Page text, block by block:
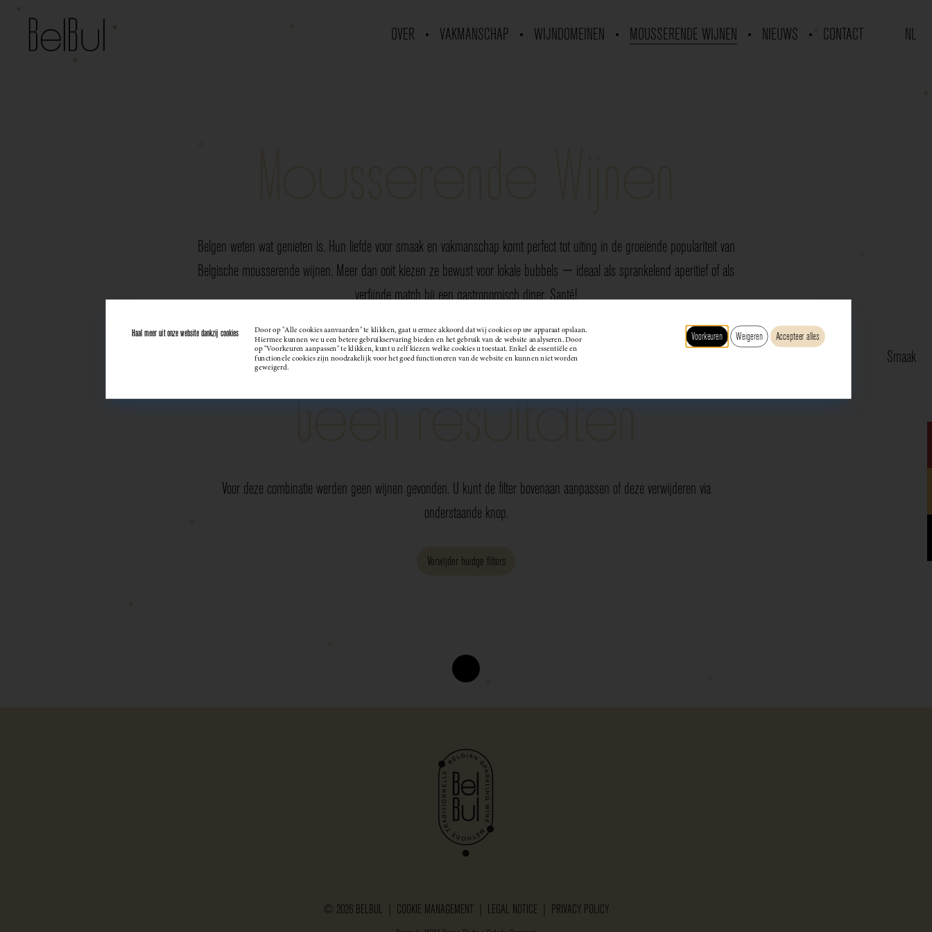
OVER VAKMANSCHAP WIJNDOMEINEN MOUSSERENDE WIJNEN NIEUWS CONTACT NL
Belgen weten wat genieten is. Hun liefde voor smaak en vakmanschap komt perfect tot uiting in de groeiende populariteit van
Belgische mousserende wijnen. Meer dan ooit kiezen ze bewust voor lokale bubbels — ideaal als sprankelend aperitief of als
verfijnde match bij een gastronomisch diner. Santé!
Wijndomein Smaak
Geen resultaten
Voor deze combinatie werden geen wijnen gevonden. U kunt de filter bovenaan aanpassen of deze verwijderen via
onderstaande knop.
Verwijder huidge filters
© 2026 BELBUL | COOKIE MANAGEMENT LEGAL NOTICE PRIVACY POLICY
Haal meer uit onze website dankzij cookies Door op "Alle cookies aanvaarden" te klikken, gaat u ermee akkoord dat wij cookies op uw apparaat opslaan.
Hiermee kunnen we u een betere gebruikservaring bieden en het gebruik van de website analyseren. Door
op "Voorkeuren aanpassen" te klikken, kunt u zelf kiezen welke cookies u toestaat. Enkel de essentiële en
functionele cookies zijn noodzakelijk voor het goed functioneren van de website en kunnen niet worden
geweigerd.
Voorkeuren Weigeren Accepteer alles